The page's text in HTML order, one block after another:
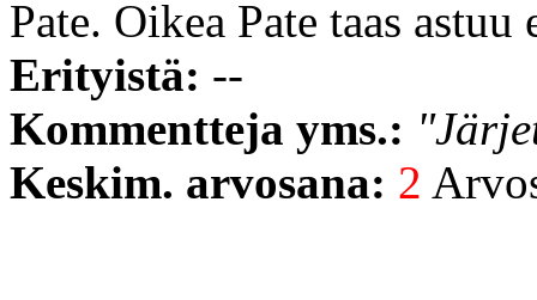
Pate. Oikea Pate taas
Erityistä: --
Kommentteja yms.:
Keskim. arvosana: 2